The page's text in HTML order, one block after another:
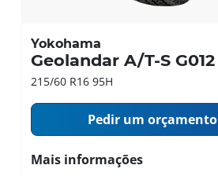
Yokohama
Geolandar A/T-S G012
215/60 R16 95H
Pedir um orçamento
Mais informações